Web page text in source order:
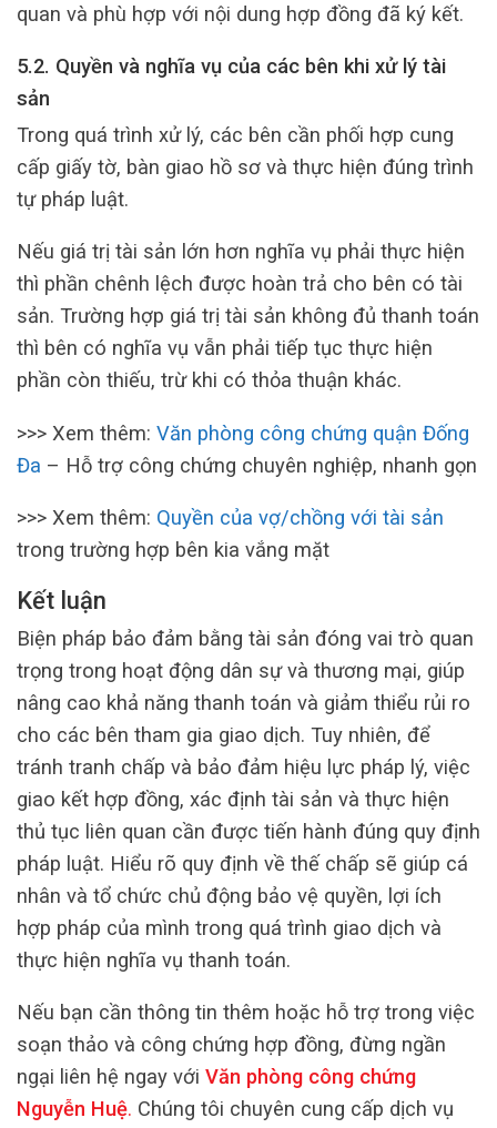
quan và phù hợp với nội dung hợp đồng đã ký kết.
5.2. Quyền và nghĩa vụ của các bên khi xử lý tài
sản
Trong quá trình xử lý, các bên cần phối hợp cung
cấp giấy tờ, bàn giao hồ sơ và thực hiện đúng trình
tự pháp luật.
Nếu giá trị tài sản lớn hơn nghĩa vụ phải thực hiện
thì phần chênh lệch được hoàn trả cho bên có tài
sản. Trường hợp giá trị tài sản không đủ thanh toán
thì bên có nghĩa vụ vẫn phải tiếp tục thực hiện
phần còn thiếu, trừ khi có thỏa thuận khác.
>>> Xem thêm: Văn phòng công chứng quận Đống
Đa – Hỗ trợ công chứng chuyên nghiệp, nhanh gọn
>>> Xem thêm: Quyền của vợ/chồng với tài sản
trong trường hợp bên kia vắng mặt
Kết luận
Biện pháp bảo đảm bằng tài sản đóng vai trò quan
trọng trong hoạt động dân sự và thương mại, giúp
nâng cao khả năng thanh toán và giảm thiểu rủi ro
cho các bên tham gia giao dịch. Tuy nhiên, để
tránh tranh chấp và bảo đảm hiệu lực pháp lý, việc
giao kết hợp đồng, xác định tài sản và thực hiện
thủ tục liên quan cần được tiến hành đúng quy định
pháp luật. Hiểu rõ quy định về thế chấp sẽ giúp cá
nhân và tổ chức chủ động bảo vệ quyền, lợi ích
hợp pháp của mình trong quá trình giao dịch và
thực hiện nghĩa vụ thanh toán.
Nếu bạn cần thông tin thêm hoặc hỗ trợ trong việc
soạn thảo và công chứng hợp đồng, đừng ngần
ngại liên hệ ngay với Văn phòng công chứng
Nguyễn Huệ. Chúng tôi chuyên cung cấp dịch vụ